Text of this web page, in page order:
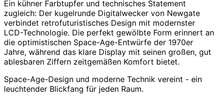
Ein kühner Farbtupfer und technisches Statement
zugleich: Der kugelrunde Digitalwecker von Newgate
verbindet retrofuturistisches Design mit modernster
LCD-Technologie. Die perfekt gewölbte Form erinnert an
die optimistischen Space-Age-Entwürfe der 1970er
Jahre, während das klare Display mit seinen großen, gut
ablesbaren Ziffern zeitgemäßen Komfort bietet.
Space-Age-Design und moderne Technik vereint - ein
leuchtender Blickfang für jeden Raum.